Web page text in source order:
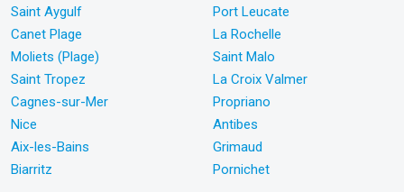
Saint Aygulf
Port Leucate
Canet Plage
La Rochelle
Moliets (Plage)
Saint Malo
Saint Tropez
La Croix Valmer
Cagnes-sur-Mer
Propriano
Nice
Antibes
Aix-les-Bains
Grimaud
Biarritz
Pornichet